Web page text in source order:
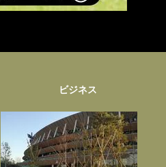
ビジネス